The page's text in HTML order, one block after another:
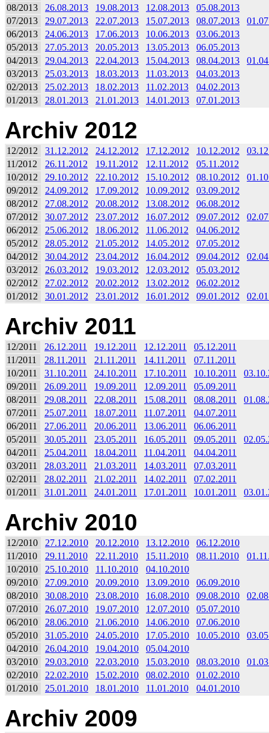
08/2013
26.08.2013 19.08.2013 12.08.2013
05.08.2013
07/2013
29.07.2013 22.07.2013 15.07.2013 08.07.2013
06/2013
24.06.2013 17.06.2013 10.06.2013
03.06.2013
05/2013
27.05.2013 20.05.2013 13.05.2013
06.05.2013
04/2013
29.04.2013 22.04.2013 15.04.2013 08.04.2013
03/2013
25.03.2013 18.03.2013 11.03.2013
04.03.2013
02/2013
25.02.2013 18.02.2013 11.02.2013
04.02.2013
01/2013
28.01.2013 21.01.2013 14.01.2013 07.01.2013
Archiv 2012
12/2012 31.12.2012 24.12.2012 17.12.2012 10.12.2012
11/2012
26.11.2012 19.11.2012 12.11.2012
05.11.2012
10/2012
29.10.2012 22.10.2012 15.10.2012 08.10.2012
09/2012
24.09.2012 17.09.2012 10.09.2012
03.09.2012
08/2012
27.08.2012 20.08.2012 13.08.2012
06.08.2012
07/2012
30.07.2012 23.07.2012 16.07.2012 09.07.2012
06/2012
25.06.2012 18.06.2012 11.06.2012
04.06.2012
05/2012
28.05.2012 21.05.2012 14.05.2012
07.05.2012
04/2012
30.04.2012 23.04.2012 16.04.2012 09.04.2012
03/2012
26.03.2012 19.03.2012 12.03.2012
05.03.2012
02/2012
27.02.2012 20.02.2012 13.02.2012
06.02.2012
01/2012
30.01.2012 23.01.2012 16.01.2012 09.01.2012
Archiv 2011
12/2011 26.12.2011 19.12.2011 12.12.2011
05.12.2011
11/2011
28.11.2011 21.11.2011 14.11.2011
07.11.2011
10/2011
31.10.2011 24.10.2011 17.10.2011 10.10.2011
09/2011
26.09.2011 19.09.2011 12.09.2011
05.09.2011
08/2011
29.08.2011 22.08.2011 15.08.2011 08.08.2011
07/2011
25.07.2011 18.07.2011 11.07.2011
04.07.2011
06/2011
27.06.2011 20.06.2011 13.06.2011
06.06.2011
05/2011
30.05.2011 23.05.2011 16.05.2011 09.05.2011
04/2011
25.04.2011 18.04.2011 11.04.2011
04.04.2011
03/2011
28.03.2011 21.03.2011 14.03.2011
07.03.2011
02/2011
28.02.2011 21.02.2011 14.02.2011
07.02.2011
01/2011
31.01.2011 24.01.2011 17.01.2011 10.01.2011
Archiv 2010
12/2010 27.12.2010 20.12.2010 13.12.2010
06.12.2010
11/2010
29.11.2010 22.11.2010 15.11.2010 08.11.2010
10/2010
25.10.2010 11.10.2010
04.10.2010
09/2010
27.09.2010 20.09.2010 13.09.2010
06.09.2010
08/2010
30.08.2010 23.08.2010 16.08.2010 09.08.2010
07/2010
26.07.2010 19.07.2010 12.07.2010
05.07.2010
06/2010
28.06.2010 21.06.2010 14.06.2010
07.06.2010
05/2010
31.05.2010 24.05.2010 17.05.2010 10.05.2010
04/2010
26.04.2010 19.04.2010
05.04.2010
03/2010
29.03.2010 22.03.2010 15.03.2010 08.03.2010
02/2010
22.02.2010 15.02.2010 08.02.2010
01.02.2010
01/2010
25.01.2010 18.01.2010 11.01.2010 04.01.2010
Archiv 2009